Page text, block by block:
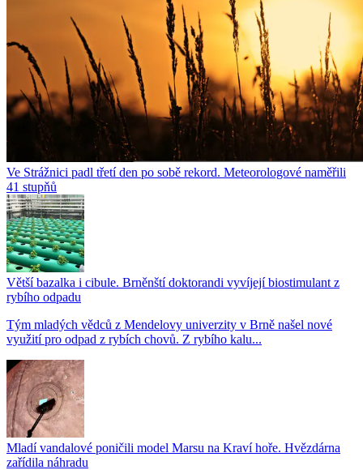
Ve Strážnici padl třetí den po sobě rekord. Meteorologové naměřili
41 stupňů
Větší bazalka i cibule. Brněnští doktorandi vyvíjejí biostimulant z
rybího odpadu
Tým mladých vědců z Mendelovy univerzity v Brně našel nové
využití pro odpad z rybích chovů. Z rybího kalu...
Mladí vandalové poničili model Marsu na Kraví hoře. Hvězdárna
zařídila náhradu